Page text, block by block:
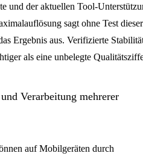
und der aktuellen Tool-
sagt ohne Test dieser
Ergebnis aus. Verifizierte
als eine unbelegte
Verarbeitung mehrerer
auf Mobilgeräten durch